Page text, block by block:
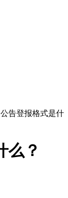
告登报格式是什
么？